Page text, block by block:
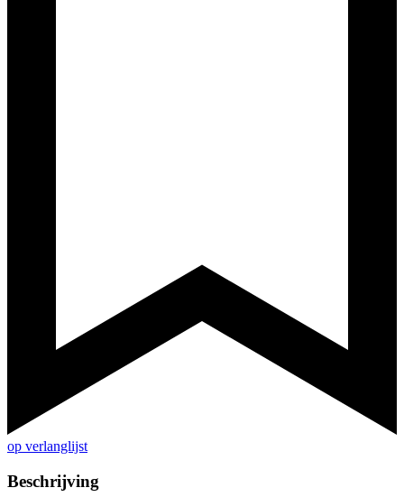
op verlanglijst
Beschrijving